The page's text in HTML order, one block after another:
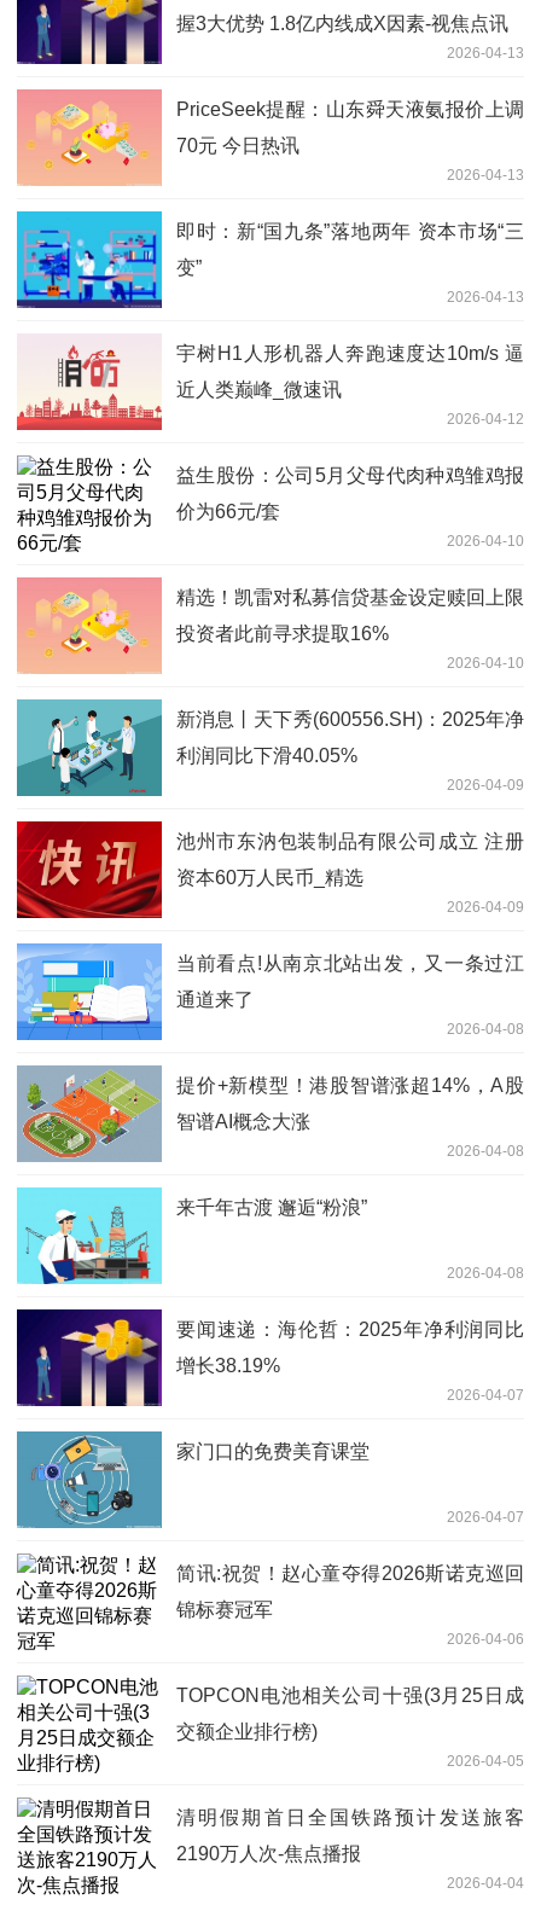
握3大优势 1.8亿内线成X因素-视焦点讯
2026-04-13
PriceSeek提醒：山东舜天液氨报价上调
70元 今日热讯
2026-04-13
即时：新“国九条”落地两年 资本市场“三
变”
2026-04-13
宇树H1人形机器人奔跑速度达10m/s 逼
近人类巅峰_微速讯
2026-04-12
益生股份：公司5月父母代肉种鸡雏鸡报
价为66元/套
2026-04-10
精选！凯雷对私募信贷基金设定赎回上限
投资者此前寻求提取16%
2026-04-10
新消息丨天下秀(600556.SH)：2025年净
利润同比下滑40.05%
2026-04-09
池州市东汭包装制品有限公司成立 注册
资本60万人民币_精选
2026-04-09
当前看点!从南京北站出发，又一条过江
通道来了
2026-04-08
提价+新模型！港股智谱涨超14%，A股
智谱AI概念大涨
2026-04-08
来千年古渡 邂逅“粉浪”
2026-04-08
要闻速递：海伦哲：2025年净利润同比
增长38.19%
2026-04-07
家门口的免费美育课堂
2026-04-07
简讯:祝贺！赵心童夺得2026斯诺克巡回
锦标赛冠军
2026-04-06
TOPCON电池相关公司十强(3月25日成
交额企业排行榜)
2026-04-05
清明假期首日全国铁路预计发送旅客
2190万人次-焦点播报
2026-04-04